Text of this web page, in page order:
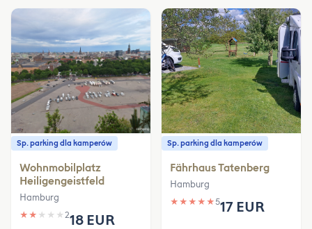
Sp. parking dla kamperów
Wohnmobilplatz
Heiligengeistfeld
Hamburg
★ ★ ★ ★ ★ 218 EUR
Sp. parking dla kamperów
Fährhaus Tatenberg
Hamburg
★ ★ ★ ★ ★517 EUR